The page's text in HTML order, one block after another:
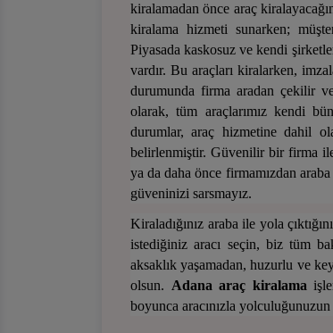
kiralamadan önce araç
kiralama hizmeti sunarken;
Piyasada kaskosuz ve kendi
vardır. Bu araçları kiralarken,
durumunda firma aradan çekilir
olarak, tüm araçlarımız kendi
durumlar, araç hizmetine dahil
belirlenmiştir. Güvenilir bir firma
ya da daha önce firmamızdan
güveninizi sarsmayız.
Kiraladığınız araba ile yola
istediğiniz aracı seçin, biz tüm
aksaklık yaşamadan, huzurlu ve
olsun. Adana araç kiralama
boyunca aracınızla